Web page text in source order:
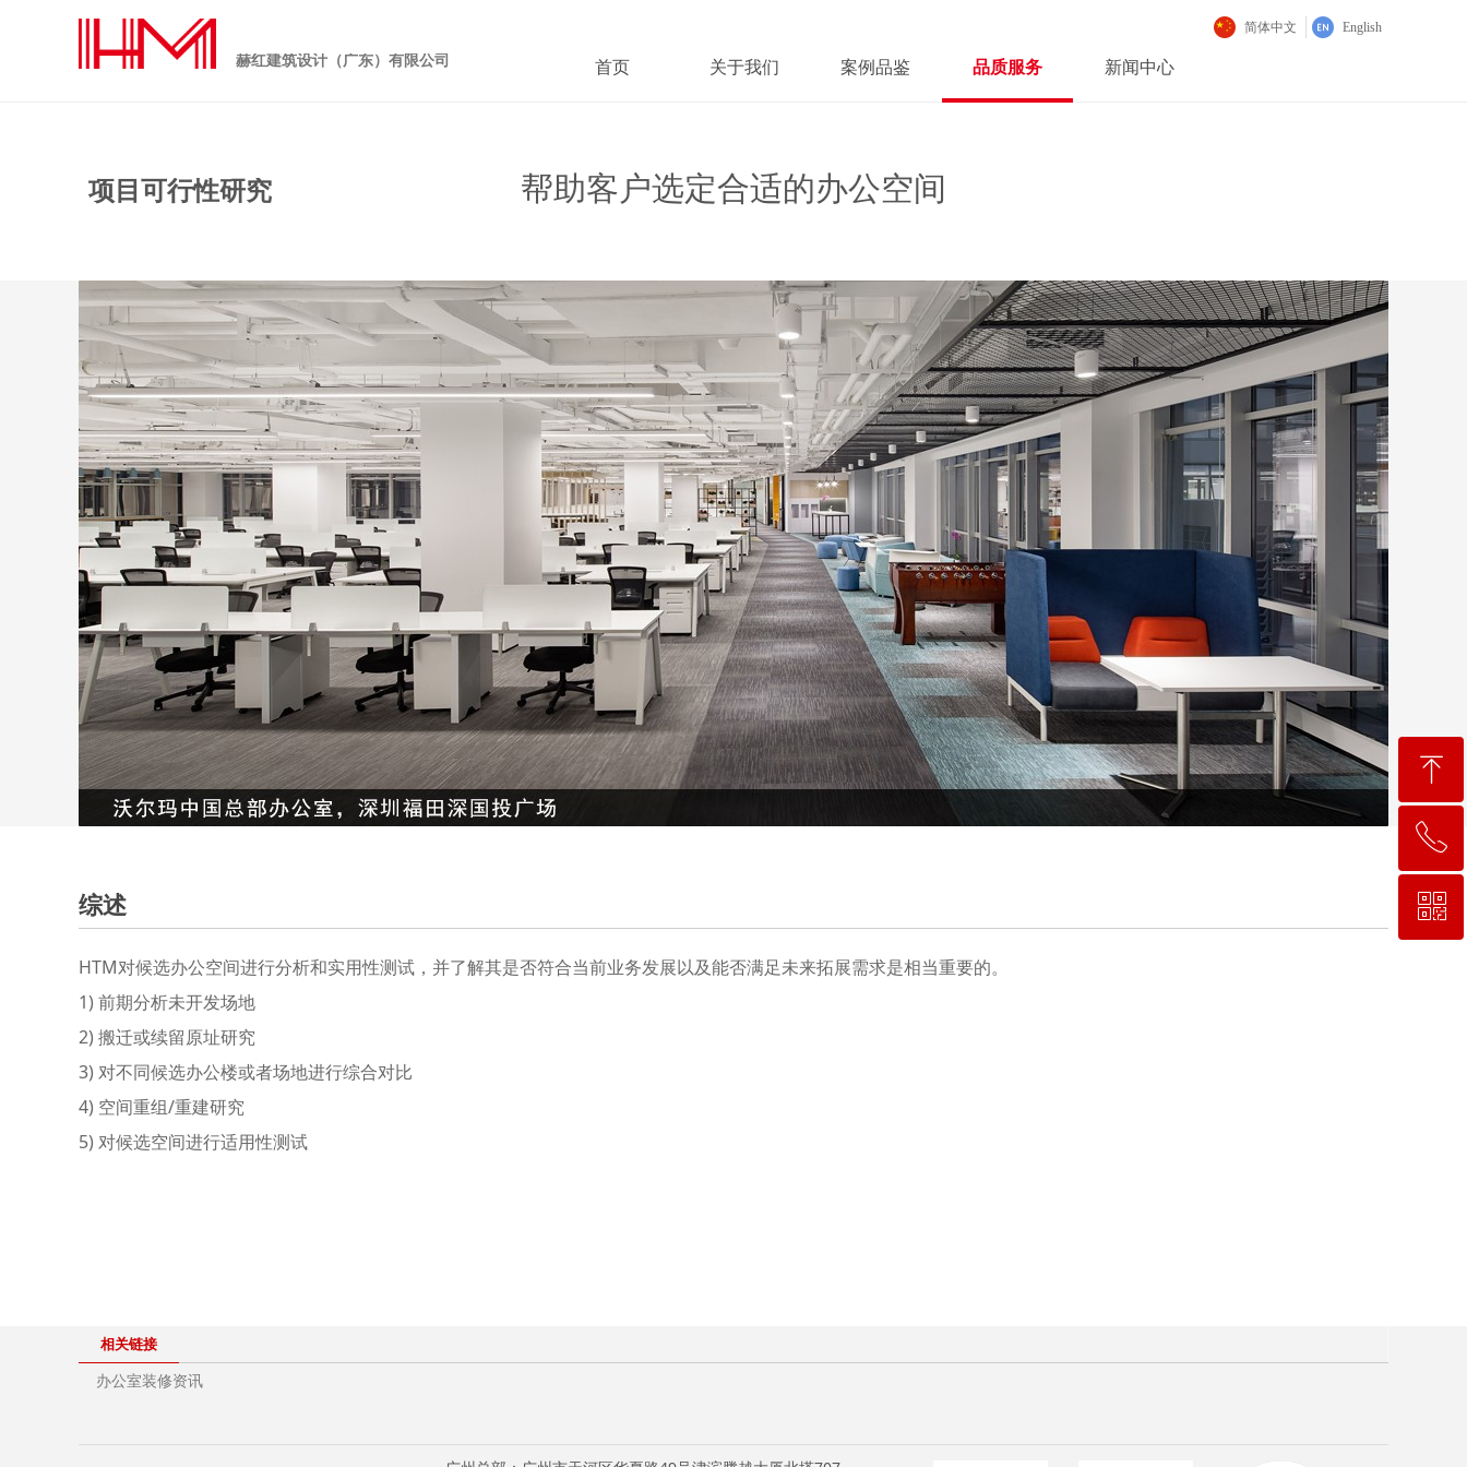
首页 关于我们 案例品鉴 品质服务 新闻中心
简体中文 English
赫红建筑设计（广东）有限公司
项目可行性研究 帮助客户选定合适的办公空间
综述
HTM对候选办公空间进行分析和实用性测试，并了解其是否符合当前业务发展以及能否满足未来拓展需求是相当重要的。
1) 前期分析未开发场地
2) 搬迁或续留原址研究
3) 对不同候选办公楼或者场地进行综合对比
4) 空间重组/重建研究
5) 对候选空间进行适用性测试
相关链接
办公室装修资讯
ꁸ
回到顶部
ꂅ
15302484969
ꀥ